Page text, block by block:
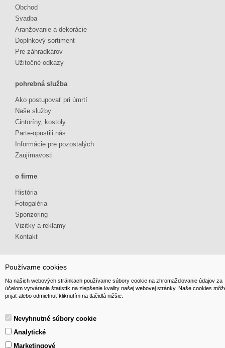
Používame cookies
Na našich webových stránkach používame súbory cookie na zhromažďovanie údajov za
účelom vytvárania štatistík na zlepšenie kvality našej webovej stránky. Naše cookies
prijať alebo odmietnuť kliknutím na tlačidlá nižšie.
Nevyhnutné súbory cookie
Analytické
Marketingové
Obchod
Svadba
Aranžovanie a dekorácie
Doplnkový sortiment
Pre záhradkárov
Užitočné odkazy
pohrebná služba
Ako postupovať pri úmrtí
Naše služby
Cintoríny, kostoly
Parte-opustili nás
Informácie pre pozostalých
Zaujímavosti
o firme
História
Fotogaléria
Sponzoring
Vizitky a reklamy
Kontakt
© 2014 GIBOX, s.r.o. • Generuje redakčný systém YGScms •